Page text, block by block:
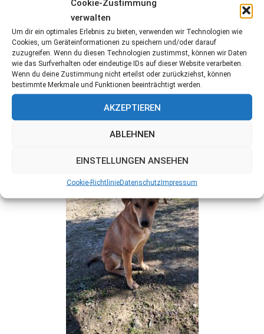
Cookie-Zustimmung
verwalten
Um dir ein optimales Erlebnis zu bieten, verwenden wir Technologien wie
Cookies, um Geräteinformationen zu speichern und/oder darauf
zuzugreifen. Wenn du diesen Technologien zustimmst, können wir Daten
wie das Surfverhalten oder eindeutige IDs auf dieser Website verarbeiten.
Wenn du deine Zustimmung nicht erteilst oder zurückziehst, können
bestimmte Merkmale und Funktionen beeinträchtigt werden.
AKZEPTIEREN
ABLEHNEN
EINSTELLUNGEN ANSEHEN
Cookie-RichtlinieDatenschutzImpressum